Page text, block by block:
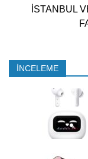
İSTANBUL
İNCELEME